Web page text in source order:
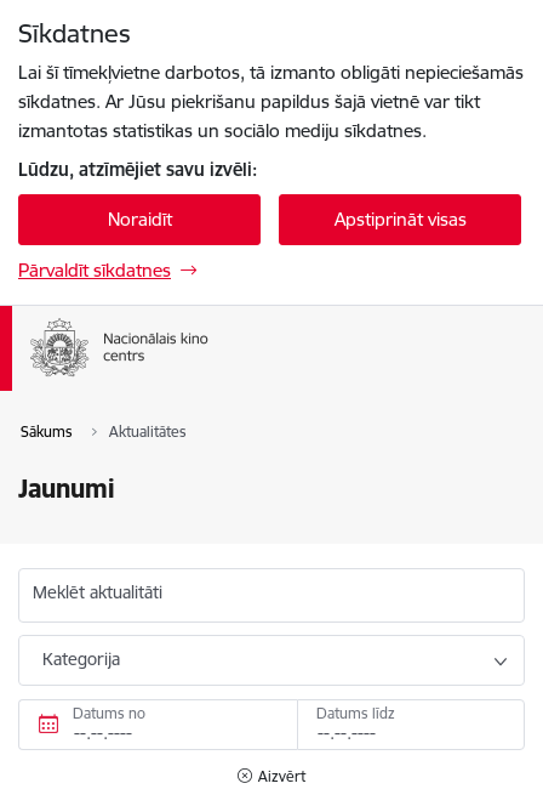
Sīkdatnes
Lai šī tīmekļvietne darbotos, tā izmanto obligāti nepieciešamās
sīkdatnes. Ar Jūsu piekrišanu papildus šajā vietnē var tikt
izmantotas statistikas un sociālo mediju sīkdatnes.
Lūdzu, atzīmējiet savu izvēli:
Noraidīt Apstiprināt visas
Pārvaldīt sīkdatnes
Sākums Aktualitātes
Jaunumi
Meklēt aktualitāti
Kategorija
Datums no Datums līdz
Aizvērt